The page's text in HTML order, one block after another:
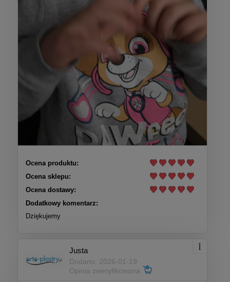
Ocena produktu:
Ocena sklepu:
Ocena dostawy:
Dodatkowy komentarz:
Dziękujemy
Justa
Dodano: 2026-01-19
Opinia zweryfikowana